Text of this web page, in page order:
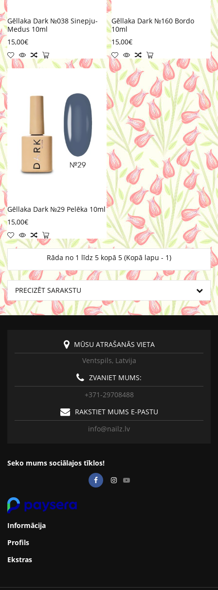
Gēllaka Dark №038 Sinepju-
Medus 10ml
15,00€
Gēllaka Dark №160 Bordo
10ml
15,00€
Gēllaka Dark №29 Pelēka 10ml
15,00€
Rāda no 1 līdz 5 kopā 5 (Kopā lapu - 1)
PRECIZĒT SARAKSTU
MŪSU ATRAŠANĀS VIETA
Ventspils, Latvija
ZVANIET MUMS:
+371-29708488
RAKSTIET MUMS E-PASTU
info@nailz.lv
Seko mums sociālajos tīklos!
Informācija
Profils
Ekstras